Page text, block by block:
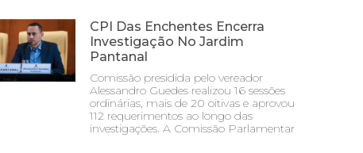
CPI Das Enchentes Encerra
Investigação No Jardim
Pantanal
Comissão presidida pelo vereador
Alessandro Guedes realizou 16 sessões
ordinárias, mais de 20 oitivas e aprovou
112 requerimentos ao longo das
investigações. A Comissão Parlamentar